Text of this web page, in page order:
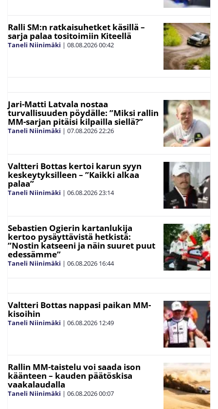
Ralli SM:n ratkaisuhetket käsillä –
sarja palaa tositoimiin Kiteellä
Taneli Niinimäki | 08.08.202600:42
Jari-Matti Latvala nostaa
turvallisuuden pöydälle: ”Miksi rallin
MM-sarjan pitäisi kilpailla siellä?”
Taneli Niinimäki | 07.08.202622:26
Valtteri Bottas kertoi karun syyn
keskeytyksilleen – ”Kaikki alkaa
palaa”
Taneli Niinimäki | 06.08.202623:14
Sebastien Ogierin kartanlukija
kertoo pysäyttävistä hetkistä:
”Nostin katseeni ja näin suuret puut
edessämme”
Taneli Niinimäki | 06.08.2026 16:44
Valtteri Bottas nappasi paikan MM-
kisoihin
Taneli Niinimäki | 06.08.2026 12:49
Rallin MM-taistelu voi saada ison
käänteen – kauden päätöskisa
vaakalaudalla
Taneli Niinimäki | 06.08.202600:07